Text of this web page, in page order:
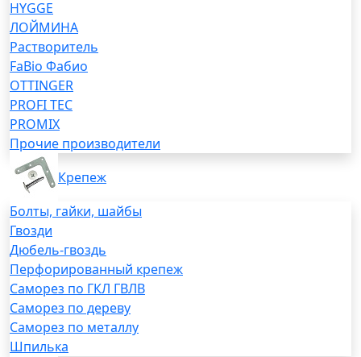
HYGGE
ЛОЙМИНА
Растворитель
FaBio Фабио
OTTINGER
PROFI TEC
PROMIX
Прочие производители
Крепеж
Болты, гайки, шайбы
Гвозди
Дюбель-гвоздь
Перфорированный крепеж
Саморез по ГКЛ ГВЛВ
Саморез по дереву
Саморез по металлу
Шпилька